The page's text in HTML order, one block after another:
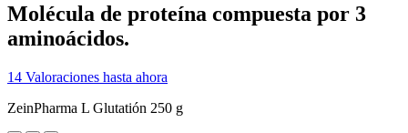
Molécula de proteína compuesta por 3
aminoácidos.
14 Valoraciones hasta ahora
ZeinPharma L Glutatión 250 g